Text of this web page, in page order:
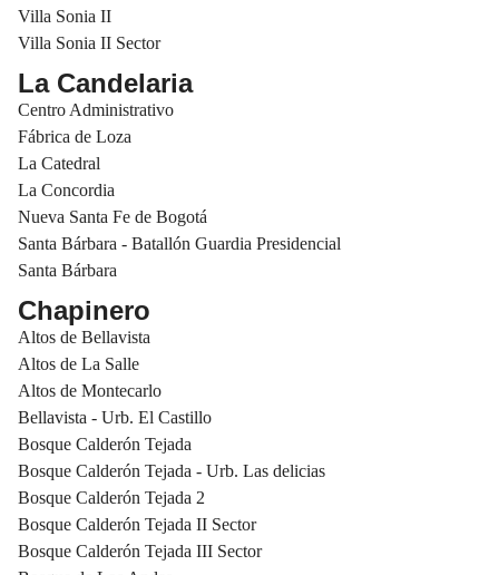
Villa Sonia II
Villa Sonia II Sector
La Candelaria
Centro Administrativo
Fábrica de Loza
La Catedral
La Concordia
Nueva Santa Fe de Bogotá
Santa Bárbara - Batallón Guardia Presidencial
Santa Bárbara
Chapinero
Altos de Bellavista
Altos de La Salle
Altos de Montecarlo
Bellavista - Urb. El Castillo
Bosque Calderón Tejada
Bosque Calderón Tejada - Urb. Las delicias
Bosque Calderón Tejada 2
Bosque Calderón Tejada II Sector
Bosque Calderón Tejada III Sector